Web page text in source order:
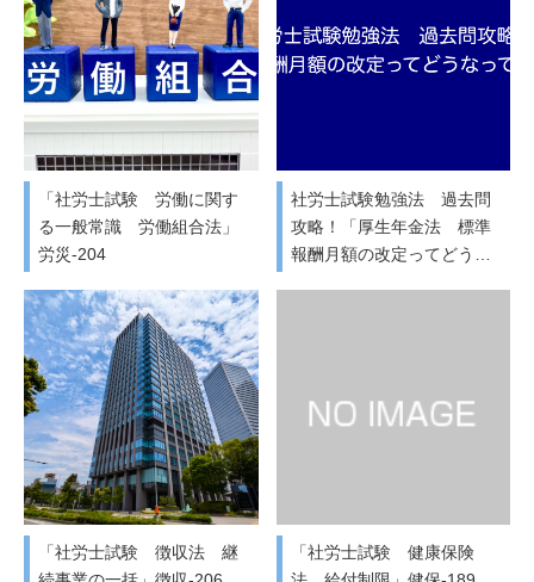
「社労士試験 労働に関す
る一般常識 労働組合法」
労災-204
社労士試験勉強法 過去問
攻略！「厚生年金法 標準
報酬月額の改定ってどう…
「社労士試験 徴収法 継
「社労士試験 健康保険